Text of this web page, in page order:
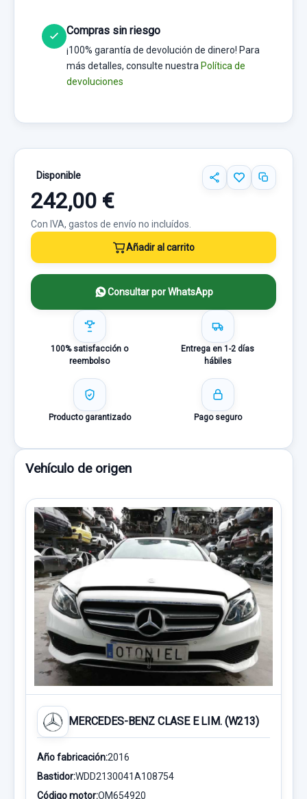
Compras sin riesgo
¡100% garantía de devolución de dinero! Para
más detalles, consulte nuestra Política de
devoluciones
Disponible
242,00 €
Con IVA, gastos de envío no incluídos.
Añadir al carrito
Consultar por WhatsApp
100% satisfacción o
reembolso
Entrega en 1-2 días
hábiles
Producto garantizado Pago seguro
Vehículo de origen
MERCEDES-BENZ CLASE E LIM. (W213)
Año fabricación:2016
Bastidor:WDD2130041A108754
Código motor:OM654920